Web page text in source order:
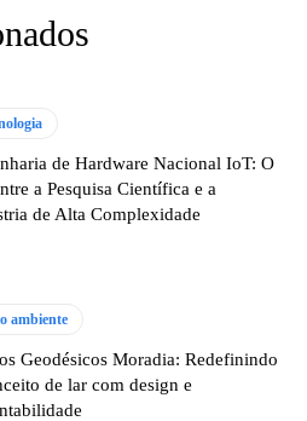
de Hardware Nacional IoT: O
a Pesquisa Científica e a
de Alta Complexidade
ambiente
Geodésicos Moradia: Redefinindo
de lar com design e